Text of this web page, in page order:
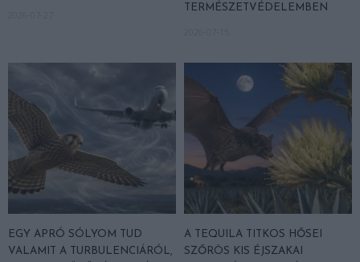
TERMÉSZETVÉDELEMBEN
EGY APRÓ SÓLYOM TUD
VALAMIT A TURBULENCIÁRÓL,
A TEQUILA TITKOS HŐSEI
SZŐRÖS KIS ÉJSZAKAI